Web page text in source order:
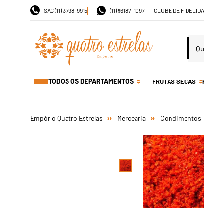
SAC (11) 3798-9915 (11) 96187-1097 CLUBE DE
TODOS OS DEPARTAMENTOS FRUTAS SECAS
Mercearia Condimentos